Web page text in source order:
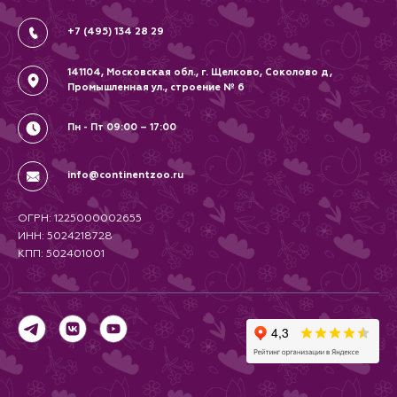
Соглашение
+7 (495) 134 28 29
141104, Московская обл., г. Щелково, Соколово д,
Промышленная ул., строение № 6
Пн - Пт 09:00 – 17:00
info@continentzoo.ru
ОГРН: 1225000002655
ИНН: 5024218728
КПП: 502401001